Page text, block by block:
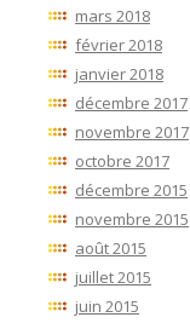
mars 2018
février 2018
janvier 2018
décembre 2017
novembre 2017
octobre 2017
décembre 2015
novembre 2015
août 2015
juillet 2015
juin 2015